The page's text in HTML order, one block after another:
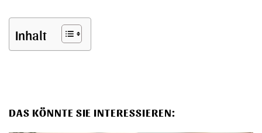
Inhalt
DAS KÖNNTE SIE INTERESSIEREN: